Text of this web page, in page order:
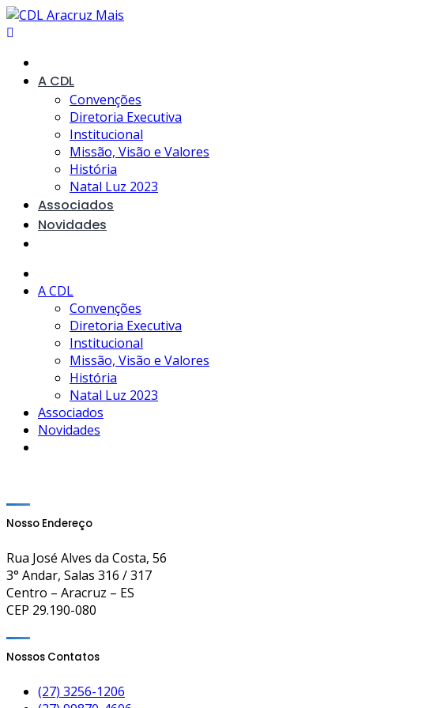
Skip
to
A CDL
Convenções
Diretoria Executiva
Institucional
Missão, Visão e Valores
História
Natal Luz 2023
Associados
Novidades
A CDL
Convenções
Diretoria Executiva
Institucional
Missão, Visão e Valores
História
Natal Luz 2023
Associados
Novidades
Nosso Endereço
Rua José Alves da Costa, 56
3° Andar, Salas 316 / 317
Centro – Aracruz – ES
CEP 29.190-080
Nossos Contatos
(27) 3256-1206